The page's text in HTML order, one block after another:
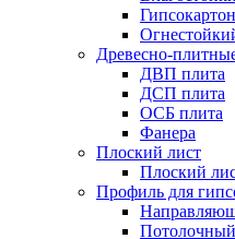
Древесно-
ДВП плита
ДСП плита
ОСБ плита
Фанера
Плоский лист
Плоский
Профиль для
Потолочный